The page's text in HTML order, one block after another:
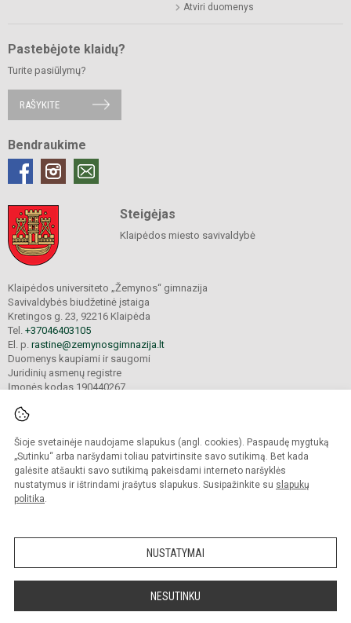
Šioje svetainėje naudojame slapukus (angl. cookies). Paspaudę mygtuką
„Sutinku“ arba naršydami toliau patvirtinsite savo sutikimą. Bet kada
galėsite atšaukti savo sutikimą pakeisdami interneto naršyklės
nustatymus ir ištrindami įrašytus slapukus. Susipažinkite su slapukų
politika.
NUSTATYMAI
NESUTINKU
Atviri duomenys
Pastebėjote klaidų?
Turite pasiūlymų?
RAŠYKITE
Bendraukime
Steigėjas
Klaipėdos miesto savivaldybė
Klaipėdos universiteto „Žemynos“ gimnazija
Savivaldybės biudžetinė įstaiga
Kretingos g. 23, 92216 Klaipėda
Tel. +37046403105
El. p. rastine@zemynosgimnazija.lt
Duomenys kaupiami ir saugomi
Juridinių asmenų registre
Įmonės kodas 190440267
© 2022. Klaipėdos universiteto „Žemynos“ gimnazija. Visos teisės saugomos.
Kopijuoti turinį be raštiško gimnazijos sutikimo griežtai draudžiama.
Prieinamumo paraiška Slapukų valdymas
Sumanus būdas atnaujinti